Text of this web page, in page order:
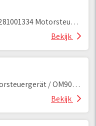
A0004460739 / 0281001334 Motorsteuergerät OM447hLA
Bekijk
0004467240 Motorsteuergerät / OM906LA 906.916
Bekijk